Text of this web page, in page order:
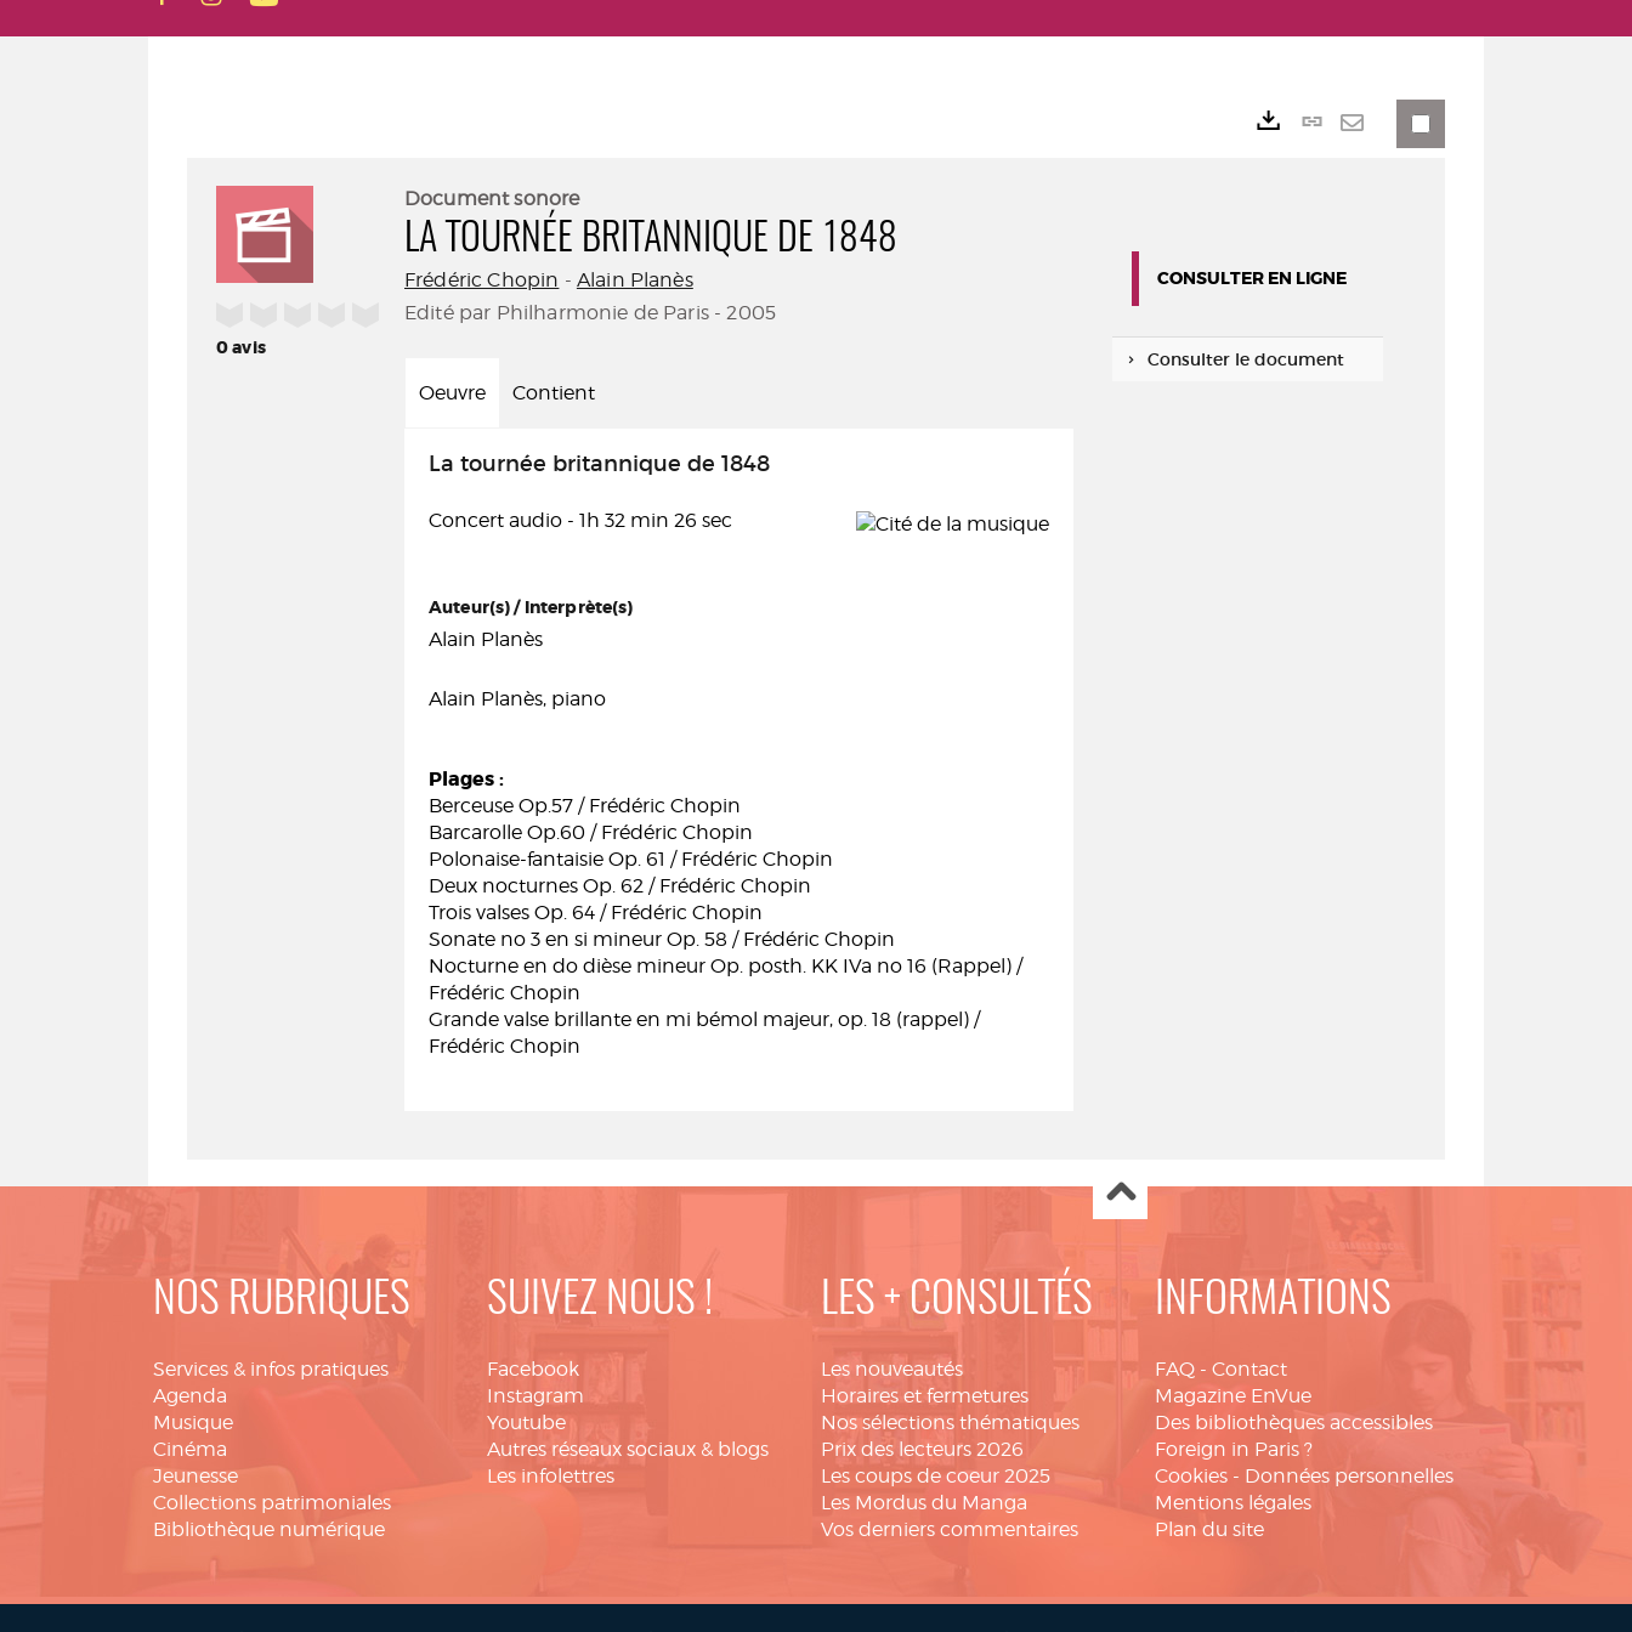
0avis
Document sonore
LA TOURNÉE BRITANNIQUE DE 1848
Frédéric Chopin - Alain Planès
Edité par Philharmonie de Paris - 2005
Oeuvre Contient
La tournée britannique de 1848
Concert audio - 1h 32 min 26 sec
Auteur(s) / Interprète(s)
Alain Planès
Alain Planès, piano
Plages :
Berceuse Op.57 / Frédéric Chopin
Barcarolle Op.60 / Frédéric Chopin
Polonaise-fantaisie Op. 61 / Frédéric Chopin
Deux nocturnes Op. 62 / Frédéric Chopin
Trois valses Op. 64 / Frédéric Chopin
Sonate no 3 en si mineur Op. 58 / Frédéric Chopin
Nocturne en do dièse mineur Op. posth. KK IVa no 16 (Rappel) /
Frédéric Chopin
Grande valse brillante en mi bémol majeur, op. 18 (rappel) /
Frédéric Chopin
Lien
CONSULTER EN LIGNE
Consulter le document
NOS RUBRIQUES
Services & infos pratiques
Agenda
Musique
Cinéma
Jeunesse
Collections patrimoniales
Bibliothèque numérique
SUIVEZ NOUS !
Facebook
Instagram
Youtube
Autres réseaux sociaux & blogs
Les infolettres
LES + CONSULTÉS
Les nouveautés
Horaires et fermetures
Nos sélections thématiques
Prix des lecteurs 2026
Les coups de coeur 2025
Les Mordus du Manga
Vos derniers commentaires
INFORMATIONS
FAQ - Contact
Magazine EnVue
Des bibliothèques accessibles
Foreign in Paris ?
Cookies - Données personnelles
Mentions légales
Plan du site